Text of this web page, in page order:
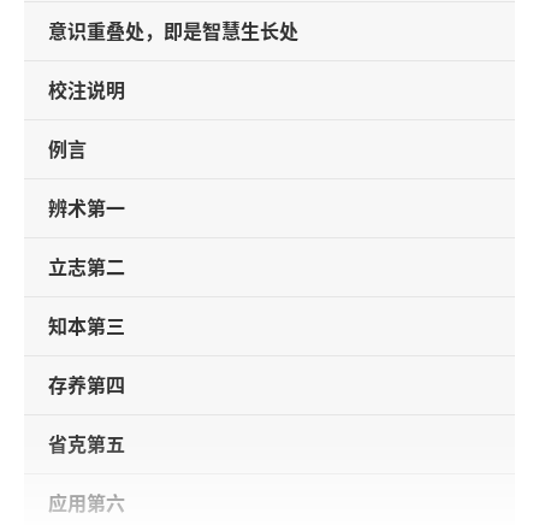
意识重叠处，即是智慧生长处
校注说明
例言
辨术第一
立志第二
知本第三
存养第四
省克第五
应用第六